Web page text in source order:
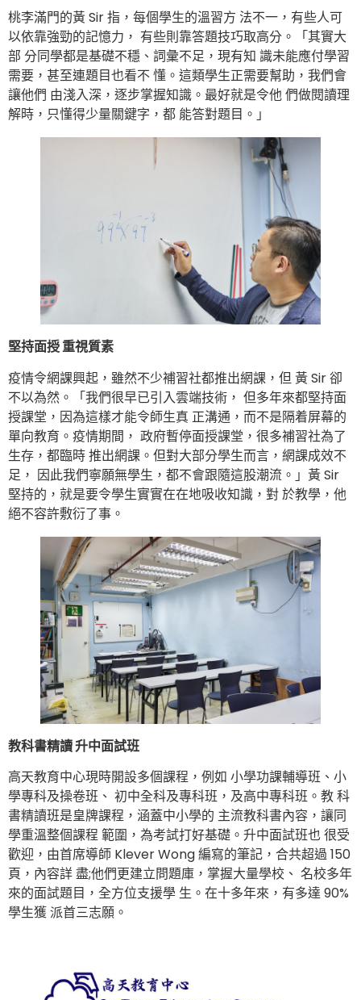
桃李滿門的黃 Sir 指，每個學生的溫習方 法不一，有些人可
以依靠強勁的記憶力， 有些則靠答題技巧取高分。「其實大
部 分同學都是基礎不穩、詞彙不足，現有知 識未能應付學習
需要，甚至連題目也看不 懂。這類學生正需要幫助，我們會
讓他們 由淺入深，逐步掌握知識。最好就是令他 們做閱讀理
解時，只懂得少量關鍵字，都 能答對題目。」
堅持面授 重視質素
疫情令網課興起，雖然不少補習社都推出網課，但 黃 Sir 卻
不以為然。「我們很早已引入雲端技術， 但多年來都堅持面
授課堂，因為這樣才能令師生真 正溝通，而不是隔着屏幕的
單向教育。疫情期間， 政府暫停面授課堂，很多補習社為了
生存，都臨時 推出網課。但對大部分學生而言，網課成效不
足， 因此我們寧願無學生，都不會跟隨這股潮流。」黃 Sir
堅持的，就是要令學生實實在在地吸收知識，對 於教學，他
絕不容許敷衍了事。
教科書精讀 升中面試班
高天教育中心現時開設多個課程，例如 小學功課輔導班、小
學專科及操卷班、 初中全科及專科班，及高中專科班。教 科
書精讀班是皇牌課程，涵蓋中小學的 主流教科書內容，讓同
學重溫整個課程 範圍，為考試打好基礎。升中面試班也 很受
歡迎，由首席導師 Klever Wong 編寫的筆記，合共超過 150
頁，內容詳 盡;他們更建立問題庫，掌握大量學校、 名校多年
來的面試題目，全方位支援學 生。在十多年來，有多達 90%
學生獲 派首三志願。